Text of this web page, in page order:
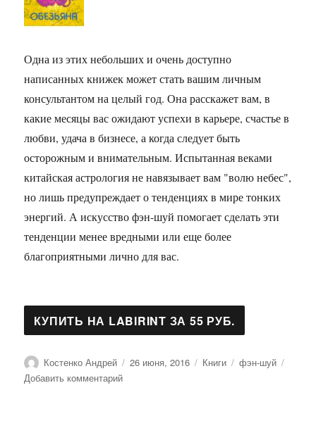
Одна из этих небольших и очень доступно
написанных книжек может стать вашим личным
консультантом на целый год. Она расскажет вам, в
какие месяцы вас ожидают успехи в карьере, счастье в
любви, удача в бизнесе, а когда следует быть
осторожным и внимательным. Испытанная веками
китайская астрология не навязывает вам "волю небес",
но лишь предупреждает о тенденциях в мире тонких
энергий. А искусство фэн-шуй помогает сделать эти
тенденции менее вредными или еще более
благоприятными лично для вас.
Автор
Костенко Андрей Опубликовано
26 июня, 2016 Рубрики
Книги Метки
фэн-шуй
Добавить комментарийк